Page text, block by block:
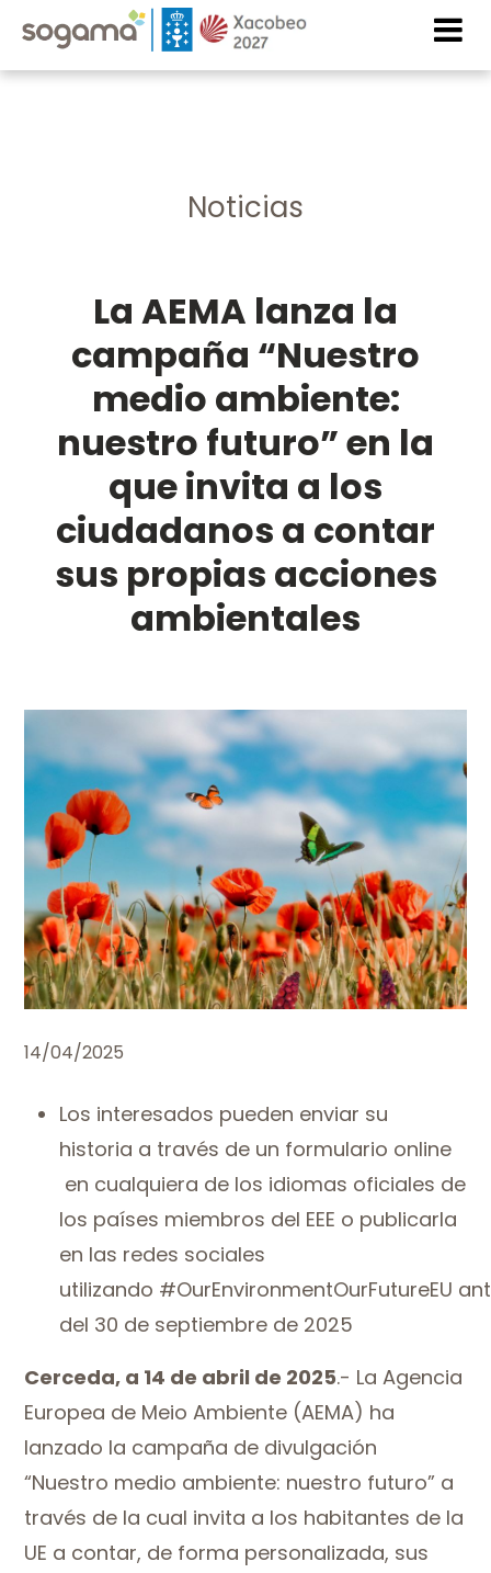
Pasar al contenido principal
Imaxe Imaxe
Noticias
La AEMA lanza la
campaña “Nuestro
medio ambiente:
nuestro futuro” en la
que invita a los
ciudadanos a contar
sus propias acciones
ambientales
14/04/2025
Los interesados pueden enviar su
historia a través de un formulario online
en cualquiera de los idiomas oficiales de
los países miembros del EEE o publicarla
en las redes sociales
utilizando #OurEnvironmentOurFutureEU
del 30 de septiembre de 2025
Cerceda, a 14 de abril de 2025.- La Agencia
Europea de Meio Ambiente (AEMA) ha
lanzado la campaña de divulgación
“Nuestro medio ambiente: nuestro futuro” a
través de la cual invita a los habitantes de la
UE a contar, de forma personalizada, sus